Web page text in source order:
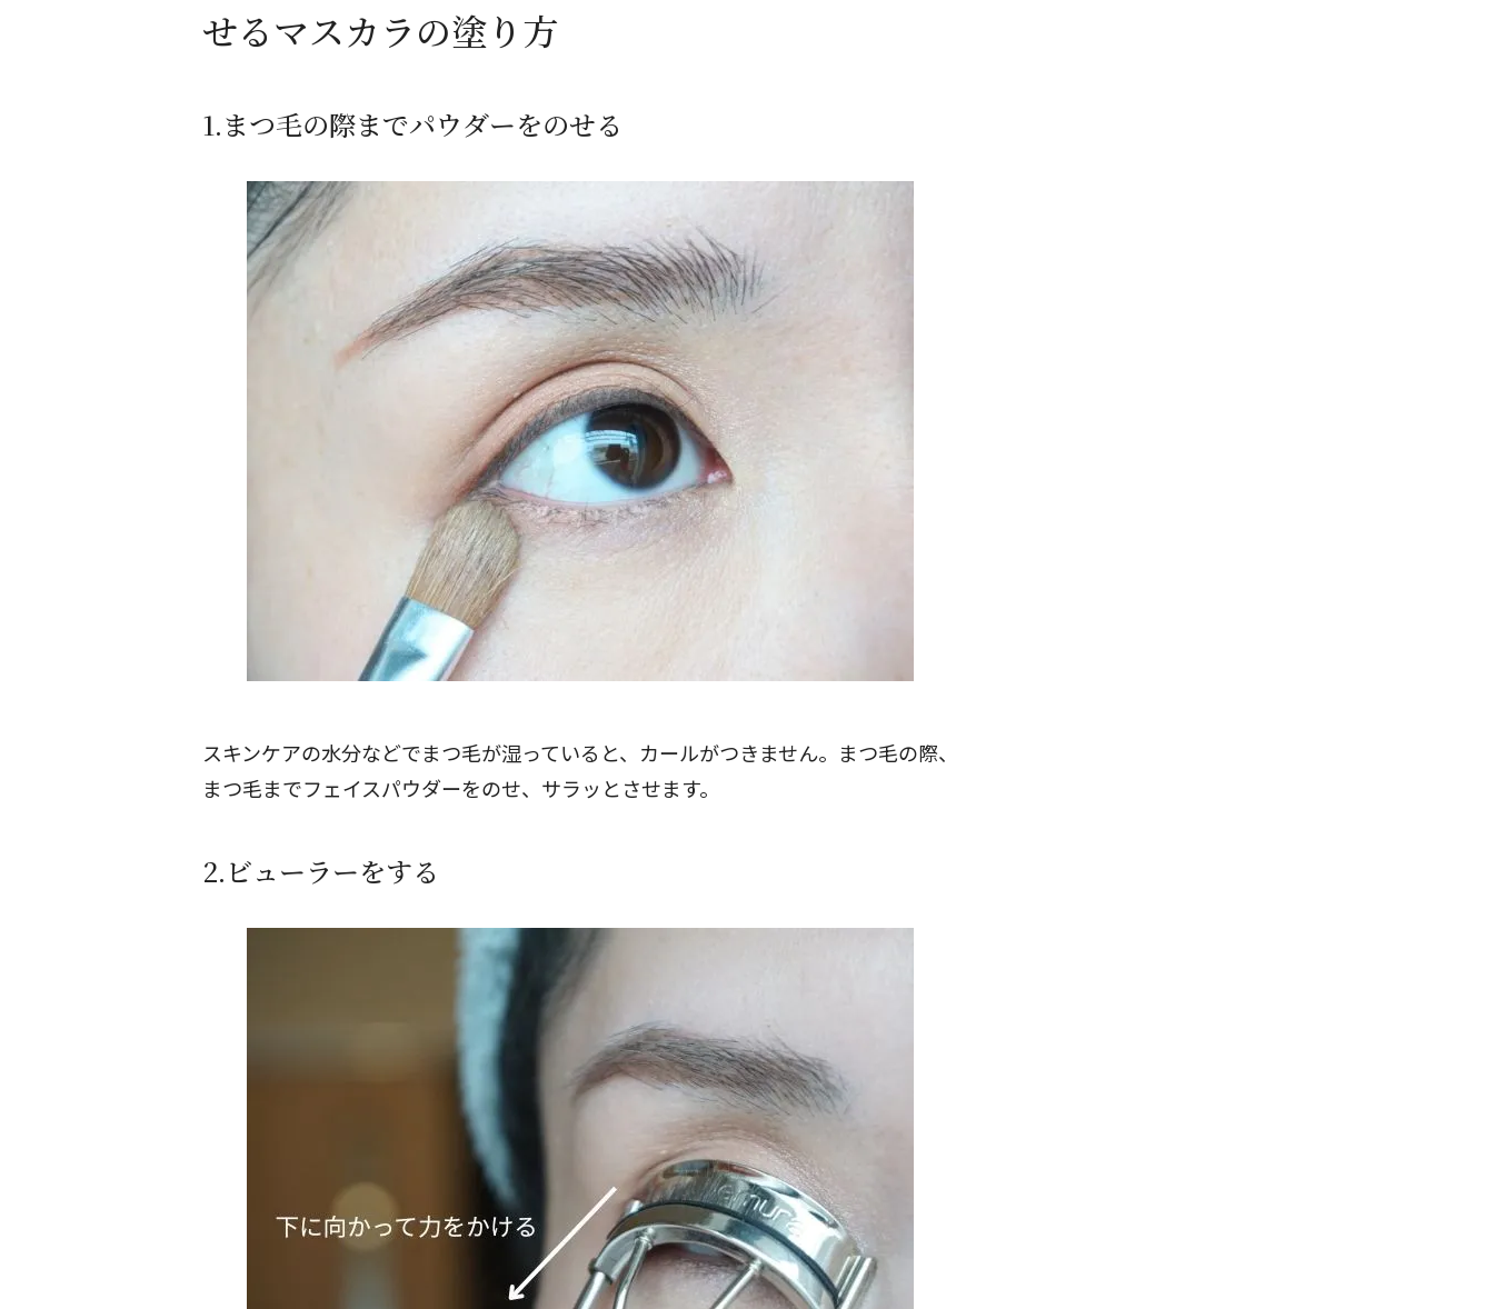
せるマスカラの塗り方
1.まつ毛の際までパウダーをのせる
スキンケアの水分などでまつ毛が湿っていると、カールがつきません。まつ毛の際、
まつ毛までフェイスパウダーをのせ、サラッとさせます。
2.ビューラーをする